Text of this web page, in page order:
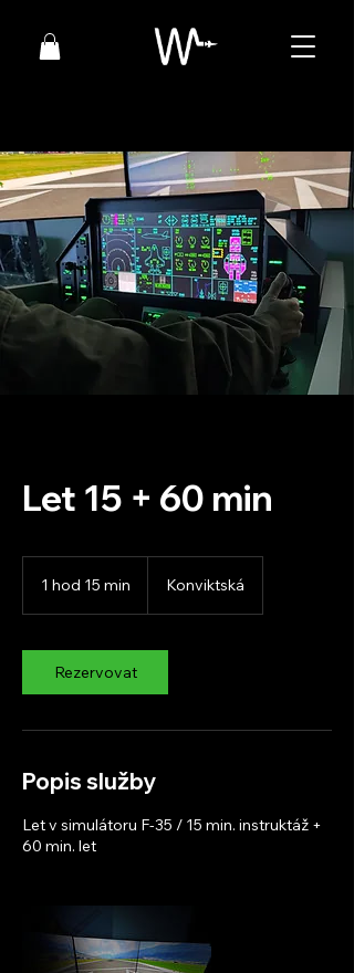
Let 15 + 60 min
1 hod 15 min
1
5
m
n
Konviktská
Rezervovat
Popis služby
Let v simulátoru F-35 / 15 min. instruktáž +
60 min. let